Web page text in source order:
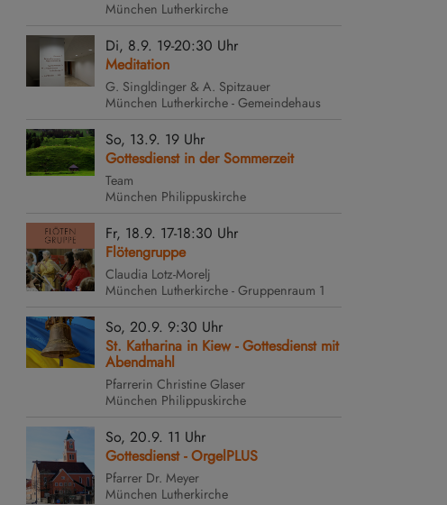
Sommer-
Predigtreihe
Giesing
München Lutherkirche
Di, 8.9. 19-20:30 Uhr
Meditation
G. Singldinger & A. Spitzauer
München Lutherkirche - Gemeindehaus
So, 13.9. 19 Uhr
Gottesdienst in der Sommerzeit
Team
München Philippuskirche
Fr, 18.9. 17-18:30 Uhr
Flötengruppe
Claudia Lotz-Morelj
München Lutherkirche - Gruppenraum 1
So, 20.9. 9:30 Uhr
St. Katharina in Kiew - Gottesdienst mit
Abendmahl
Pfarrerin Christine Glaser
München Philippuskirche
So, 20.9. 11 Uhr
Gottesdienst - OrgelPLUS
Pfarrer Dr. Meyer
München Lutherkirche